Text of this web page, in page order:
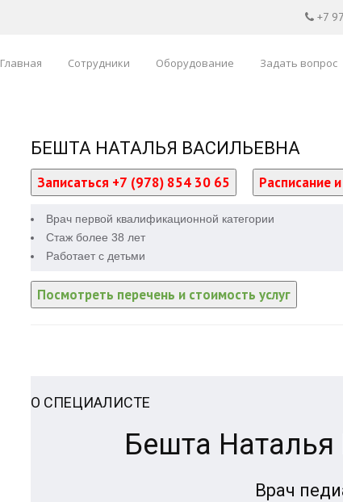
+7
Главная Сотрудники Оборудование Задать вопрос
БЕШТА НАТАЛЬЯ ВАСИЛЬЕВНА
Записаться +7 (978) 854 30 65 Расписание
Врач первой квалификационной категории
Стаж более 38 лет
Работает с детьми
Посмотреть перечень и стоимость услуг
О СПЕЦИАЛИСТЕ
Бешта Наталья
Врач